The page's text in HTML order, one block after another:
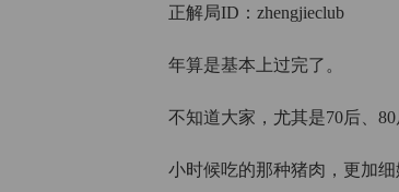
正解局ID：zhengjieclub
年算是基本上过完了。
不知道大家，尤其是70后、
小时候吃的那种猪肉，更加